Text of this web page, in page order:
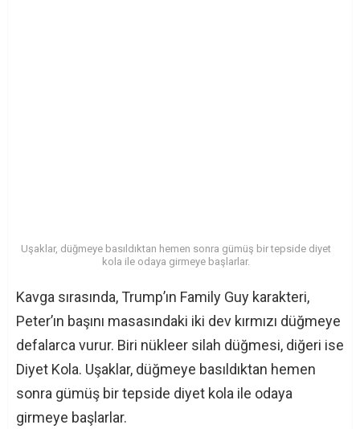
Uşaklar, düğmeye basıldıktan hemen sonra gümüş bir tepside diyet
kola ile odaya girmeye başlarlar.
Kavga sırasında, Trump’ın Family Guy karakteri,
Peter’ın başını masasındaki iki dev kırmızı düğmeye
defalarca vurur. Biri nükleer silah düğmesi, diğeri ise
Diyet Kola. Uşaklar, düğmeye basıldıktan hemen
sonra gümüş bir tepside diyet kola ile odaya
girmeye başlarlar.